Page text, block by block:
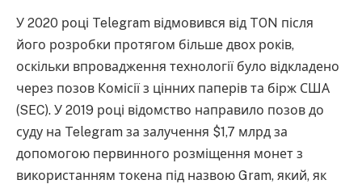
У 2020 році Telegram відмовився від TON після
його розробки протягом більше двох років,
оскільки впровадження технології було відкладено
через позов Комісії з цінних паперів та бірж США
(SEC). У 2019 році відомство направило позов до
суду на Telegram за залучення $1,7 млрд за
допомогою первинного розміщення монет з
використанням токена під назвою Gram, який, як